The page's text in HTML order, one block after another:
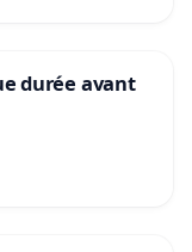
durée avant